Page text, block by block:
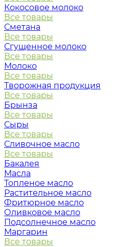
Кокосовое молоко
Все товары
Сметана
Все товары
Сгущенное молоко
Все товары
Молоко
Все товары
Творожная продукция
Все товары
Брынза
Все товары
Сыры
Все товары
Сливочное масло
Все товары
Бакалея
Масла
Топленое масло
Растительное масло
Фритюрное масло
Оливковое масло
Подсолнечное масло
Маргарин
Все товары